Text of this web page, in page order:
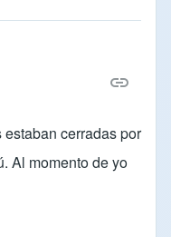
cerradas por
Al momento de yo